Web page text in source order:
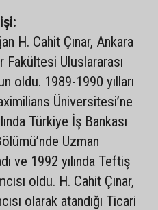
H. Cahit Çınar, Ankara
Uluslararası
oldu. 1989-1990 yılları
Üniversitesi’ne
Türkiye İş Bankası
Uzman
ve 1992 yılında Teftiş
oldu. H. Cahit Çınar,
olarak atandığı Ticari